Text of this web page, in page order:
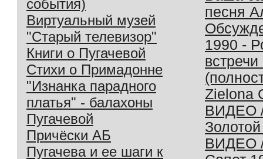
события)
Виртуальный музей
"Старый телевизор"
Книги о Пугачевой
Стихи о Примадонне
"Изнанка парадного
платья" - балахоны
Пугачевой
Причёски АБ
Пугачева и ее шаги к
песня
1990 -
Zielona
ВИДЕО
ВИДЕО